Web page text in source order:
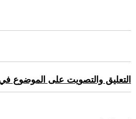
التعليق والتصويت على الموضوع